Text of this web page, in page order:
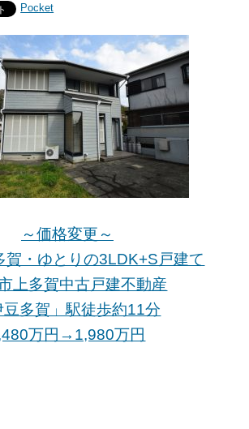
Pocket
～価格変更～
賀・ゆとりの3LDK+S戸建て
上多賀中古戸建不動産
豆多賀」駅徒歩約11分
万円→1,980万円